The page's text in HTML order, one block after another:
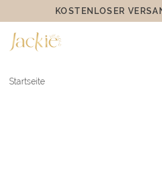
KOSTENLOSER
Startseite